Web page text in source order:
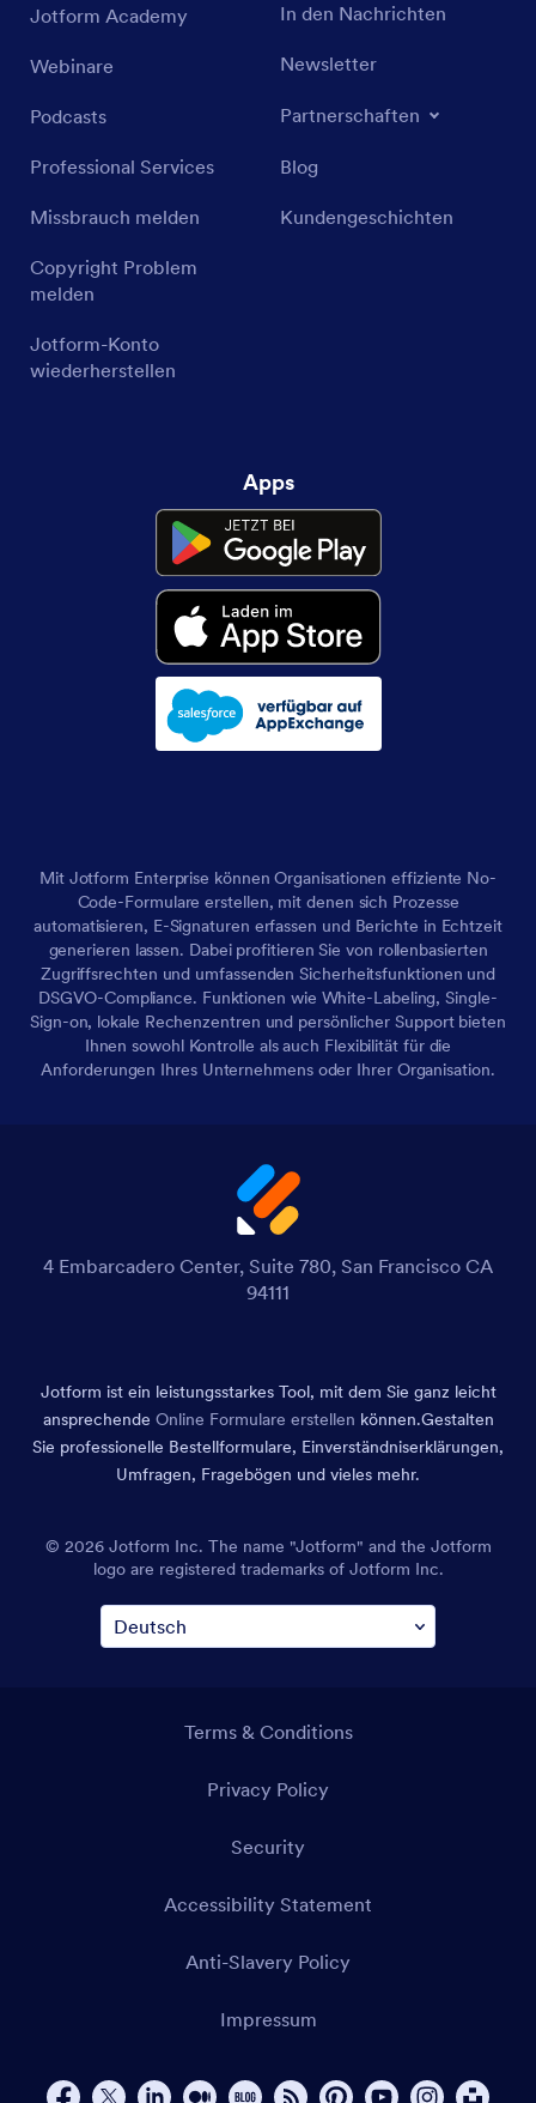
Jotform Academy
Webinare
Podcasts
Professional Services
Missbrauch melden
Copyright Problem
melden
Jotform-Konto
wiederherstellen
In den Nachrichten
Newsletter
Partnerschaften
Blog
Kundengeschichten
Apps
Mit Jotform Enterprise können Organisationen effiziente No-
Code-Formulare erstellen, mit denen sich Prozesse
automatisieren, E-Signaturen erfassen und Berichte in Echtzeit
generieren lassen. Dabei profitieren Sie von rollenbasierten
Zugriffsrechten und umfassenden Sicherheitsfunktionen und
DSGVO-Compliance. Funktionen wie White-Labeling, Single-
Sign-on, lokale Rechenzentren und persönlicher Support bieten
Ihnen sowohl Kontrolle als auch Flexibilität für die
Anforderungen Ihres Unternehmens oder Ihrer Organisation.
4 Embarcadero Center, Suite 780, San Francisco CA
94111
Jotform ist ein leistungsstarkes Tool, mit dem Sie ganz leicht
ansprechende Online Formulare erstellen können.Gestalten
Sie professionelle Bestellformulare, Einverständniserklärungen,
Umfragen, Fragebögen und vieles mehr.
© 2026 Jotform Inc. The name "Jotform" and the Jotform
logo are registered trademarks of Jotform Inc.
Terms & Conditions
Privacy Policy
Security
Accessibility Statement
Anti-Slavery Policy
Impressum